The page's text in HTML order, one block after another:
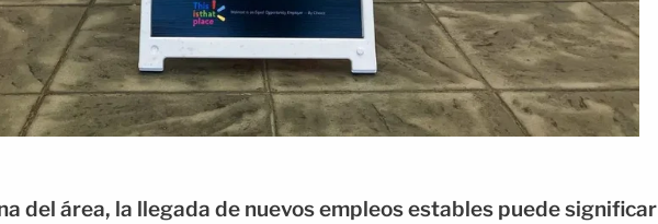
del área, la llegada de nuevos empleos estables puede significar